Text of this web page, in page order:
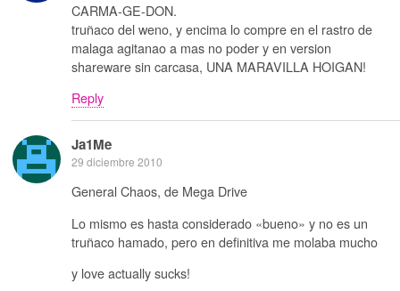
CARMA-GE-DON.
truñaco del weno, y encima lo compre en el rastro de
malaga agitanao a mas no poder y en version
shareware sin carcasa, UNA MARAVILLA HOIGAN!
Reply
Ja1Me
29 diciembre 2010
General Chaos, de Mega Drive
Lo mismo es hasta considerado «bueno» y no es un
truñaco hamado, pero en definitiva me molaba mucho
y love actually sucks!